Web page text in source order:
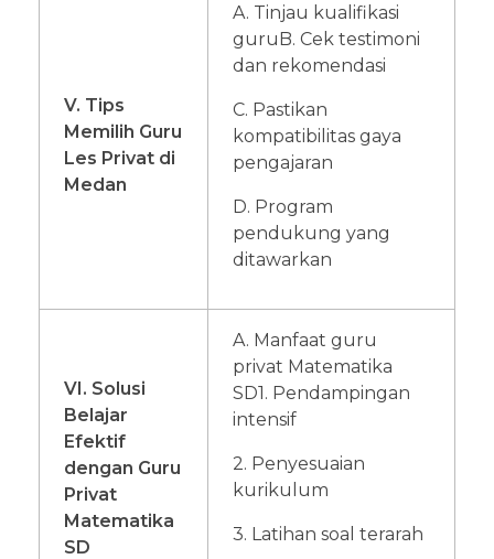
V. Tips
Memilih Guru
Les Privat di
Medan
A. Tinjau kualifikasi
guruB. Cek testimoni
dan rekomendasi
C. Pastikan
kompatibilitas gaya
pengajaran
D. Program
pendukung yang
ditawarkan
VI. Solusi
Belajar
Efektif
dengan Guru
Privat
Matematika
SD
A. Manfaat guru
privat Matematika
SD1. Pendampingan
intensif
2. Penyesuaian
kurikulum
3. Latihan soal terarah